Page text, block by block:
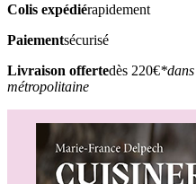
Colis expédiérapidement
Paiementsécurisé
Livraison offertedès 220€
métropolitaine